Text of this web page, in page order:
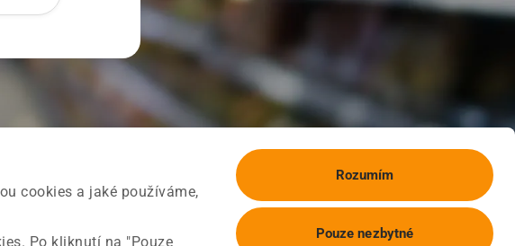
cookies a jaké používáme,
Po kliknutí na "Pouze
Rozumím
Pouze nezbytné